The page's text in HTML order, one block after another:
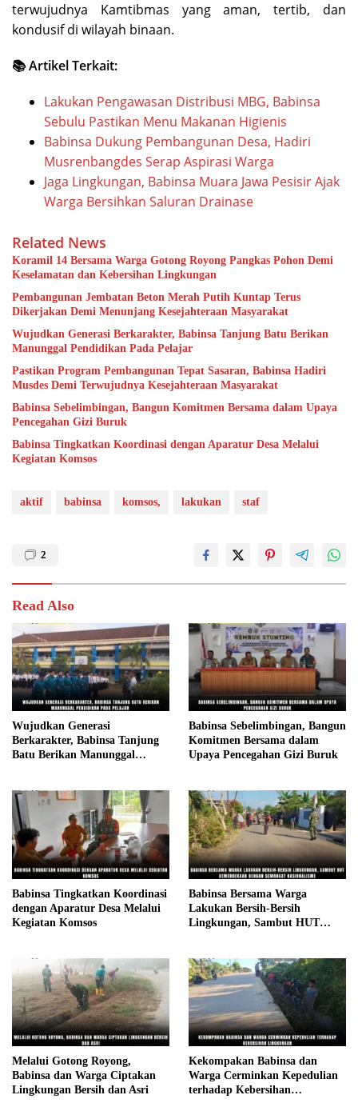
terwujudnya Kamtibmas yang aman, tertib, dan
kondusif di wilayah binaan.
📚 Artikel Terkait:
Lakukan Pengawasan Distribusi MBG, Babinsa
Sebulu Pastikan Menu Makanan Higienis
Babinsa Dukung Pembangunan Desa, Hadiri
Musrenbangdes Serap Aspirasi Warga
Jaga Lingkungan, Babinsa Muara Jawa Pesisir Ajak
Warga Bersihkan Saluran Drainase
Related News
Koramil 14 Bersama Warga Gotong Royong Pangkas Pohon Demi
Keselamatan dan Kebersihan Lingkungan
Pembangunan Jembatan Beton Merah Putih Kuntap Terus
Dikerjakan Demi Menunjang Kesejahteraan Masyarakat
Wujudkan Generasi Berkarakter, Babinsa Tanjung Batu Berikan
Manunggal Pendidikan Pada Pelajar
Pastikan Program Pembangunan Tepat Sasaran, Babinsa Hadiri
Musdes Demi Terwujudnya Kesejahteraan Masyarakat
Babinsa Sebelimbingan, Bangun Komitmen Bersama dalam Upaya
Pencegahan Gizi Buruk
Babinsa Tingkatkan Koordinasi dengan Aparatur Desa Melalui
Kegiatan Komsos
aktif babinsa komsos, lakukan staf
2
Read Also
Wujudkan Generasi
Berkarakter, Babinsa Tanjung
Batu Berikan Manunggal
Babinsa Sebelimbingan, Bangun
Komitmen Bersama dalam
Upaya Pencegahan Gizi Buruk
Babinsa Tingkatkan Koordinasi
dengan Aparatur Desa Melalui
Kegiatan Komsos
Babinsa Bersama Warga
Lakukan Bersih-Bersih
Lingkungan, Sambut HUT
Melalui Gotong Royong,
Babinsa dan Warga Ciptakan
Lingkungan Bersih dan Asri
Kekompakan Babinsa dan
Warga Cerminkan Kepedulian
terhadap Kebersihan